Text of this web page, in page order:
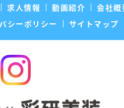
求人情報 動画紹介 会社概
シーポリシー サイトマップ